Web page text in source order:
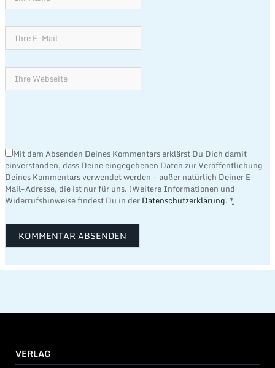
Mit dem Absenden Deines Kommentars erklärst Du Dich damit
einverstanden, dass Deine eingegebenen Daten zur Veröffentlichung
Deines Kommentars verwendet werden - außer natürlich Deiner E-
Mail-Adresse, die ist nur für uns. (Weitere Informationen und
Widerrufshinweise findest Du in derDatenschutzerklärung.*
VERLAG